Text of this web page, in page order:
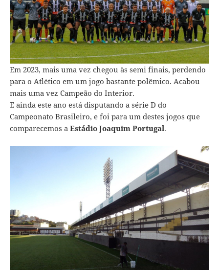
Em 2023, mais uma vez chegou às semi finais, perdendo
para o Atlético em um jogo bastante polêmico. Acabou
mais uma vez Campeão do Interior.
E ainda este ano está disputando a série D do
Campeonato Brasileiro, e foi para um destes jogos que
comparecemos a Estádio Joaquim Portugal.